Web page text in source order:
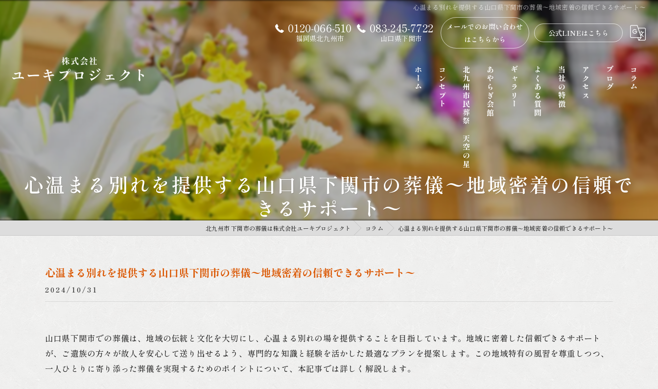
心温まる別れを提供する山口県下関市の葬儀〜地域密着の信頼できるサポート〜
0120-066-510
福岡県北九州市
083-245-7722
山口県下関市
メールでのお問い合わせ
はこちらから
公式LINEはこちら
ホーム コンセプト 北九州市民葬祭 天空の星 あやらぎ会館 ギャラリー よくある質問 当社の特徴
家族葬
アクセス ブログ コラム
心温まる別れを提供する山口県下関市の葬儀〜地域密着の信頼で
きるサポート〜
北九州市 下関市の葬儀は株式会社ユーキプロジェクト コラム 心温まる別れを提供する山口県下関市の葬儀〜地域密着の信頼できるサポート〜
心温まる別れを提供する山口県下関市の葬儀〜地域密着の信頼できるサポート〜
2024/10/31
山口県下関市での葬儀は、地域の伝統と文化を大切にし、心温まる別れの場を提供することを目指しています。地域に密着した信頼できるサポート
が、ご遺族の方々が故人を安心して送り出せるよう、専門的な知識と経験を活かした最適なプランを提案します。この地域特有の風習を尊重しつつ、
一人ひとりに寄り添った葬儀を実現するためのポイントについて、本記事では詳しく解説します。